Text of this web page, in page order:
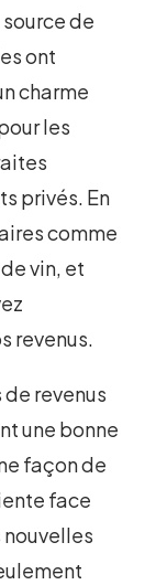
de
ont
charme
les
privés. En
comme
vin, et
revenus.
revenus
une bonne
façon de
face